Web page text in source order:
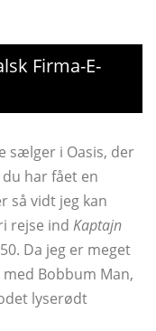
Firma-E-
sælger i Oasis, der
har fået en
så vidt jeg kan
rejse ind Kaptajn
Da jeg er meget
Bobbum Man,
lyserødt